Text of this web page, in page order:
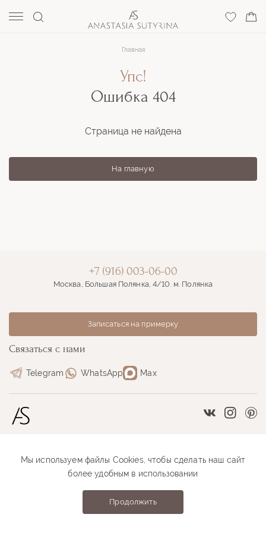
Главная
Упс!
Ошибка 404
Страница не найдена
На главную
Vkontakte
Связаться с нами
Telegram WhatsApp Max
+7 (916) 003-06-00
Москва, Большая Полянка, 4/10. м. Полянка
Записаться на примерку
Размерная сетка
Как проходит примерка
Как оформить заказ
Anastasia Sutyrina © 2026
Мы используем файлы Cookies, чтобы сделать наш сайт
более удобным в использовании
Продолжить